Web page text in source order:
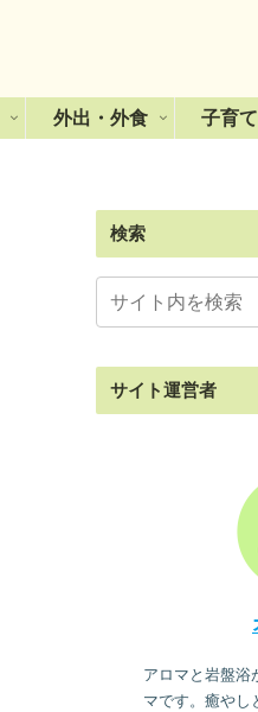
外出・外食 子育て
検索
サイト運営者
アロマと岩盤浴
マです。癒やし